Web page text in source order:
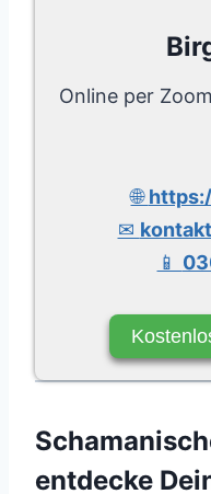
Online per
🌐
✉
📱
entdecke